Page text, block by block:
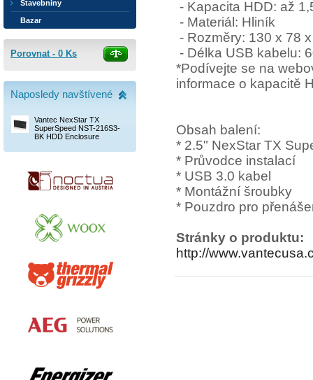
- Kapacita HDD: až
- Materiál: Hliník
- Rozměry: 130 x 78
- Délka USB kabelu:
*Podívejte se na
informace o kapacitě
Obsah balení:
* 2.5" NexStar TX
* Průvodce instalací
* USB 3.0 kabel
* Montážní šroubky
* Pouzdro pro
Stránky o produktu:
http://
Stavebniny
Bazar
Porovnat - 0 Ks
Naposledy navštívené
Vantec NexStar TX
SuperSpeed NST-216S3-
BK HDD Enclosure